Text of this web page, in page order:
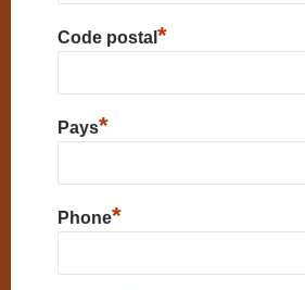
Code postal *
Pays*
Phone*